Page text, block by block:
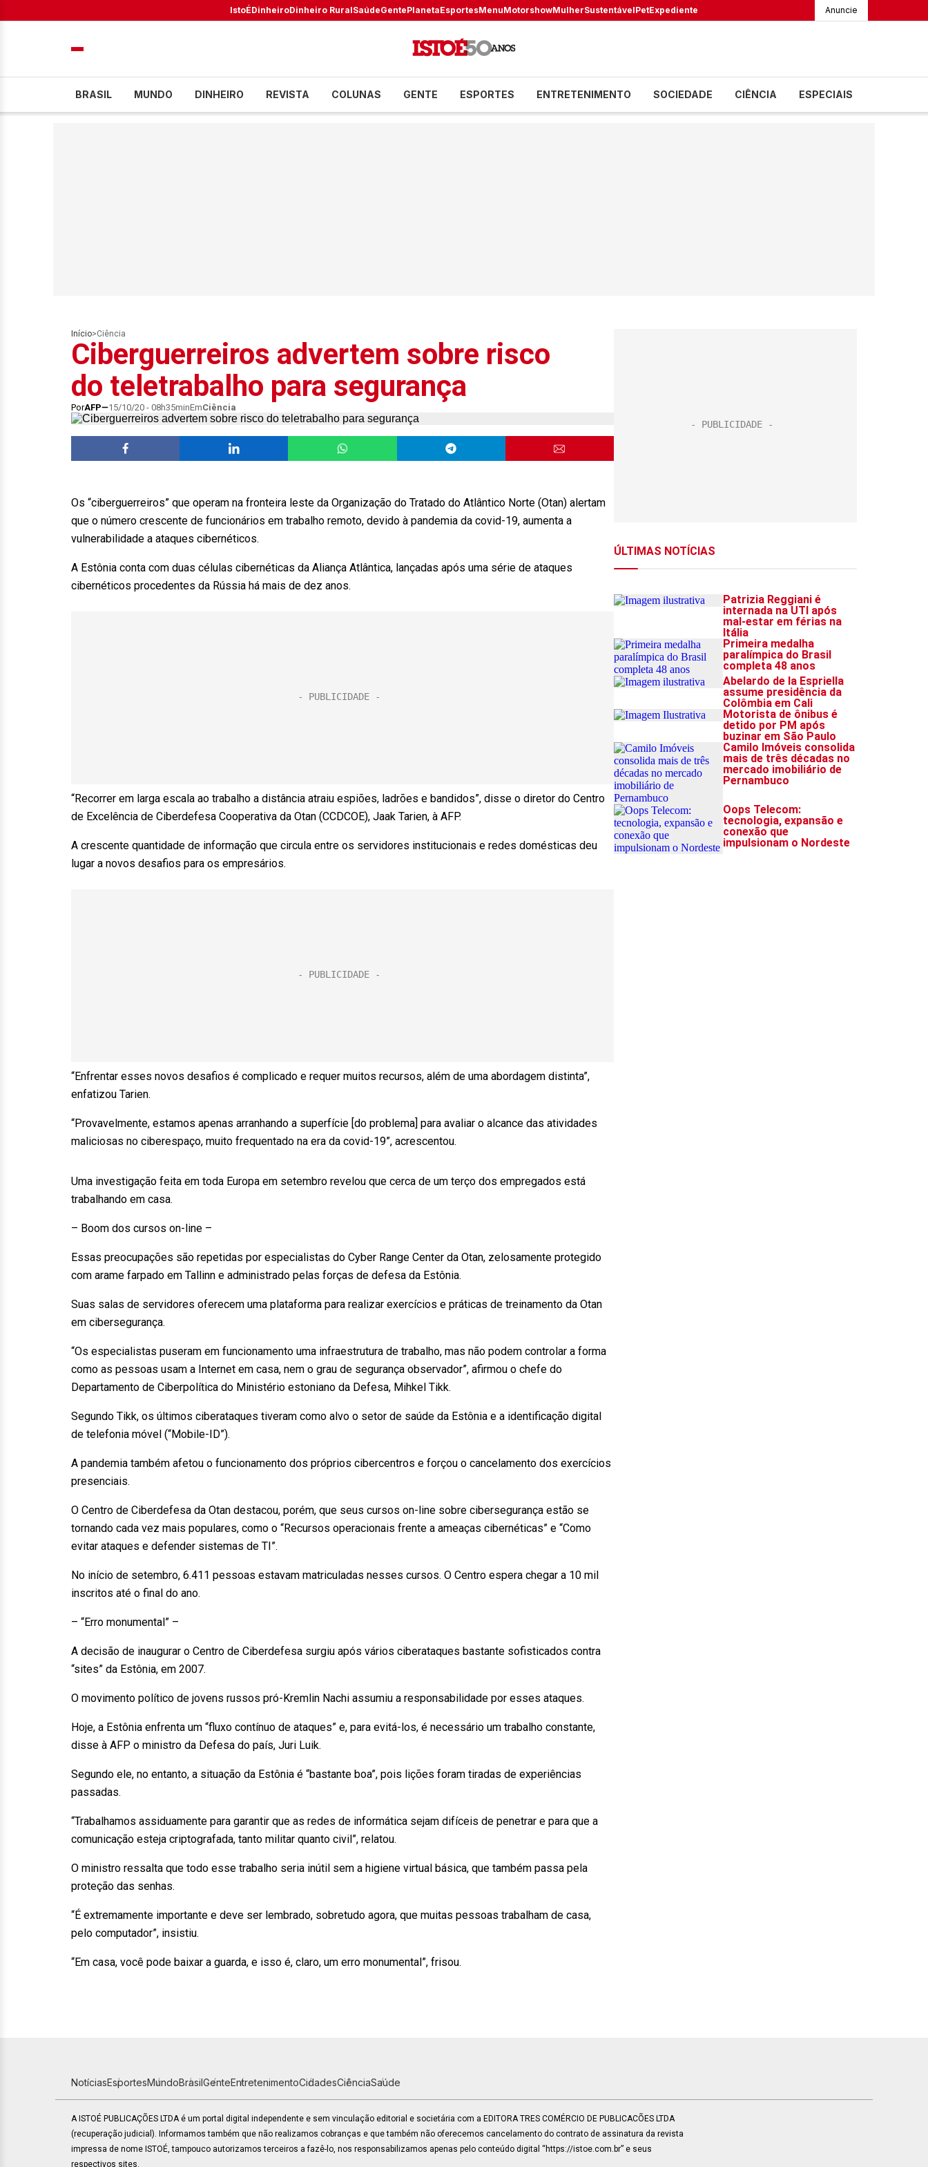
IstoÉDinheiroDinheiro RuralSaúdeGentePlanetaEsportesMenuMotorshowMulherSustentávelPetExpediente Anuncie
BRASIL MUNDO DINHEIRO REVISTA COLUNAS GENTE ESPORTES ENTRETENIMENTO SOCIEDADE CIÊNCIA ESPECIAIS
Início>Ciência
Ciberguerreiros advertem sobre risco
do teletrabalho para segurança
PorAFP 15/10/20 - 08h35minEmCiência
Os “ciberguerreiros” que operam na fronteira leste da Organização do Tratado do Atlântico Norte (Otan) alertam
que o número crescente de funcionários em trabalho remoto, devido à pandemia da covid-19, aumenta a
vulnerabilidade a ataques cibernéticos.
A Estônia conta com duas células cibernéticas da Aliança Atlântica, lançadas após uma série de ataques
cibernéticos procedentes da Rússia há mais de dez anos.
“Recorrer em larga escala ao trabalho a distância atraiu espiões, ladrões e bandidos”, disse o diretor do Centro
de Excelência de Ciberdefesa Cooperativa da Otan (CCDCOE), Jaak Tarien, à AFP.
A crescente quantidade de informação que circula entre os servidores institucionais e redes domésticas deu
lugar a novos desafios para os empresários.
“Enfrentar esses novos desafios é complicado e requer muitos recursos, além de uma abordagem distinta”,
enfatizou Tarien.
“Provavelmente, estamos apenas arranhando a superfície [do problema] para avaliar o alcance das atividades
maliciosas no ciberespaço, muito frequentado na era da covid-19”, acrescentou.
Uma investigação feita em toda Europa em setembro revelou que cerca de um terço dos empregados está
trabalhando em casa.
– Boom dos cursos on-line –
Essas preocupações são repetidas por especialistas do Cyber Range Center da Otan, zelosamente protegido
com arame farpado em Tallinn e administrado pelas forças de defesa da Estônia.
Suas salas de servidores oferecem uma plataforma para realizar exercícios e práticas de treinamento da Otan
em cibersegurança.
“Os especialistas puseram em funcionamento uma infraestrutura de trabalho, mas não podem controlar a forma
como as pessoas usam a Internet em casa, nem o grau de segurança observador”, afirmou o chefe do
Departamento de Ciberpolítica do Ministério estoniano da Defesa, Mihkel Tikk.
Segundo Tikk, os últimos ciberataques tiveram como alvo o setor de saúde da Estônia e a identificação digital
de telefonia móvel (“Mobile-ID”).
A pandemia também afetou o funcionamento dos próprios cibercentros e forçou o cancelamento dos exercícios
presenciais.
O Centro de Ciberdefesa da Otan destacou, porém, que seus cursos on-line sobre cibersegurança estão se
tornando cada vez mais populares, como o “Recursos operacionais frente a ameaças cibernéticas” e “Como
evitar ataques e defender sistemas de TI”.
No início de setembro, 6.411 pessoas estavam matriculadas nesses cursos. O Centro espera chegar a 10 mil
inscritos até o final do ano.
– “Erro monumental” –
A decisão de inaugurar o Centro de Ciberdefesa surgiu após vários ciberataques bastante sofisticados contra
“sites” da Estônia, em 2007.
O movimento político de jovens russos pró-Kremlin Nachi assumiu a responsabilidade por esses ataques.
Hoje, a Estônia enfrenta um “fluxo contínuo de ataques” e, para evitá-los, é necessário um trabalho constante,
disse à AFP o ministro da Defesa do país, Juri Luik.
Segundo ele, no entanto, a situação da Estônia é “bastante boa”, pois lições foram tiradas de experiências
passadas.
“Trabalhamos assiduamente para garantir que as redes de informática sejam difíceis de penetrar e para que a
comunicação esteja criptografada, tanto militar quanto civil”, relatou.
O ministro ressalta que todo esse trabalho seria inútil sem a higiene virtual básica, que também passa pela
proteção das senhas.
“É extremamente importante e deve ser lembrado, sobretudo agora, que muitas pessoas trabalham de casa,
pelo computador”, insistiu.
“Em casa, você pode baixar a guarda, e isso é, claro, um erro monumental”, frisou.
NotíciasEsportesMundoBrasilGenteEntretenimentoCidadesCiênciaSaúde
A ISTOÉ PUBLICAÇÕES LTDA é um portal digital independente e sem vinculação editorial e societária com a EDITORA TRES COMÉRCIO DE PUBLICACÕES LTDA
(recuperação judicial). Informamos também que não realizamos cobranças e que também não oferecemos cancelamento do contrato de assinatura da revista
impressa de nome ISTOÉ, tampouco autorizamos terceiros a fazê-lo, nos responsabilizamos apenas pelo conteúdo digital “https://istoe.com.br” e seus
respectivos sites.